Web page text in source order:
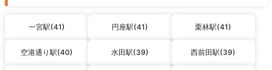
一宮駅(41) 円座駅(41) 栗林駅(41)
空港通り駅(40) 水田駅(39) 西前田駅(39)